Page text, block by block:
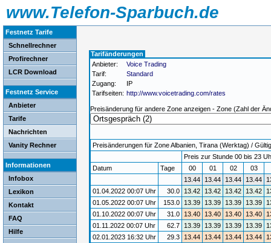
www.Telefon-Sparbuch.de
Festnetz Tarife
Schnellrechner
Profirechner
LCR Download
Festnetz Service
Anbieter
Tarife
Nachrichten
Vanity Rechner
Informationen
Infobox
Lexikon
Kontakt
FAQ
Hilfe
Tarifänderungen
Anbieter:
Voice Trading
Tarif:
Standard
Zugang:
IP
Tarifseiten: http://www.voicetrading.com/rates
Preisänderung für andere Zone anzeigen - Zone (Zahl der
Preisänderungen für Zone Albanien, Tirana (Werktag) /
Preis zur Stunde 00 bis 23
Datum
Tage 00 01 02 03
13.44
13.44 13.44 13.44
01.04.2022 00:07 Uhr
30.0 13.42 13.42 13.42 13.42
01.05.2022 00:07 Uhr
153.0 13.39 13.39 13.39 13.39
01.10.2022 00:07 Uhr
31.0 13.40 13.40 13.40 13.40
01.11.2022 00:07 Uhr
62.7 13.39 13.39 13.39 13.39
02.01.2023 16:32 Uhr
29.3 13.44 13.44 13.44 13.44